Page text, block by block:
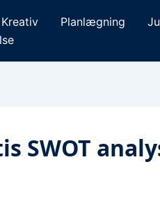
Kreativ Planlægning
SWOT